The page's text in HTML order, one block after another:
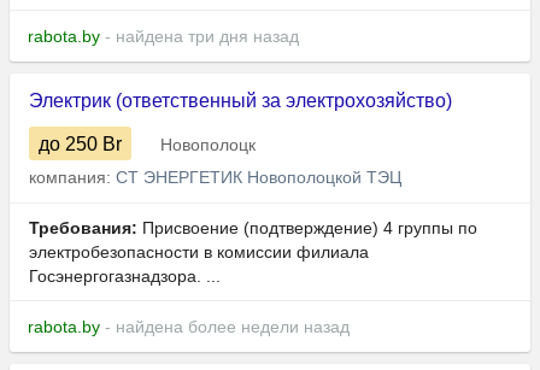
rabota.by - найдена три дня назад
Электрик (ответственный за электрохозяйство)
до 250 Br
Новополоцк
компания: СТ ЭНЕРГЕТИК Новополоцкой ТЭЦ
Требования: Присвоение (подтверждение) 4 группы по
электробезопасности в комиссии филиала
Госэнергогазнадзора. ...
rabota.by - найдена более недели назад